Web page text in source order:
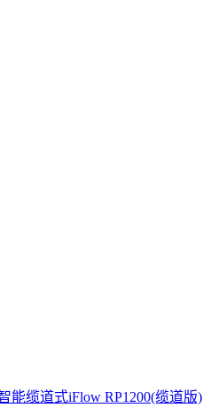
能缆道式iFlow RP1200(缆道版)